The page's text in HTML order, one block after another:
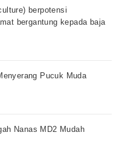
berpotensi
bergantung kepada baja
Pucuk Muda
Nanas MD2 Mudah